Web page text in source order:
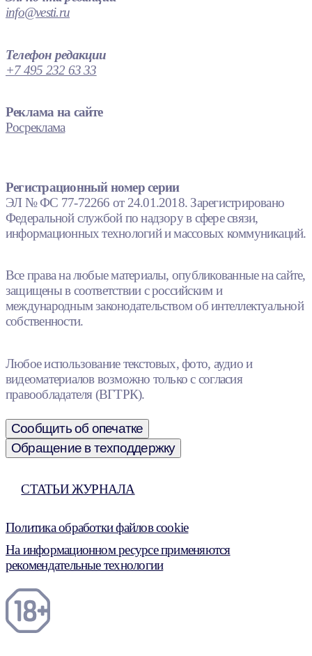
info@vesti.ru
Телефон редакции
+7 495 232 63 33
Реклама на сайте
Росреклама
Регистрационный номер серии
ЭЛ № ФС 77-72266 от 24.01.2018. Зарегистрировано
Федеральной службой по надзору в сфере связи,
информационных технологий и массовых коммуникаций.
Все права на любые материалы, опубликованные на сайте,
защищены в соответствии с российским и
международным законодательством об интеллектуальной
собственности.
Любое использование текстовых, фото, аудио и
видеоматериалов возможно только с согласия
правообладателя (ВГТРК).
Сообщить об опечатке
Обращение в техподдержку
СТАТЬИ ЖУРНАЛА
Политика обработки файлов cookie
На информационном ресурсе применяются
рекомендательные технологии